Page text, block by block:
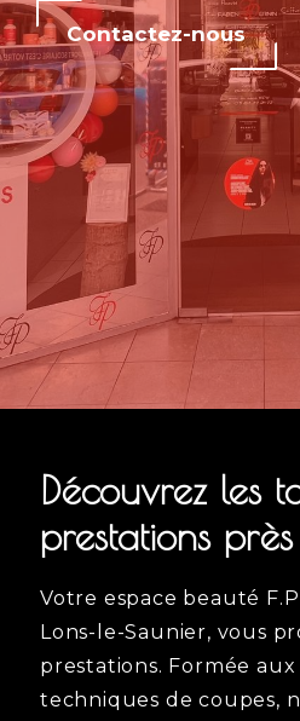
Contactez-nous
Découvrez les
prestations
Votre espace beauté
Lons-le-Saunier, vous
prestations. Formée
techniques de coupes,